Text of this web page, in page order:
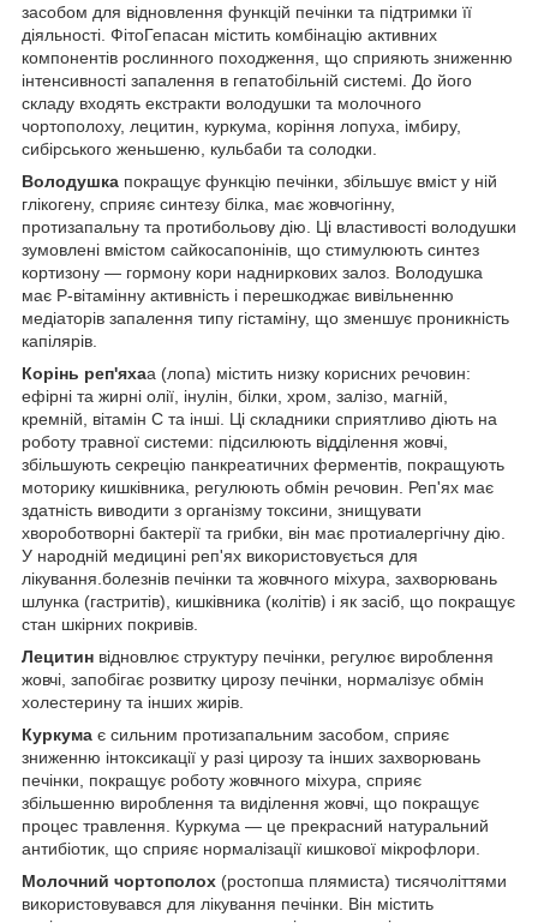
засобом для відновлення функцій печінки та підтримки її
діяльності. ФітоГепасан містить комбінацію активних
компонентів рослинного походження, що сприяють зниженню
інтенсивності запалення в гепатобільній системі. До його
складу входять екстракти володушки та молочного
чортополоху, лецитин, куркума, коріння лопуха, імбиру,
сибірського женьшеню, кульбаби та солодки.
Володушка покращує функцію печінки, збільшує вміст у ній
глікогену, сприяє синтезу білка, має жовчогінну,
протизапальну та протибольову дію. Ці властивості володушки
зумовлені вмістом сайкосапонінів, що стимулюють синтез
кортизону — гормону кори надниркових залоз. Володушка
має Р-вітамінну активність і перешкоджає вивільненню
медіаторів запалення типу гістаміну, що зменшує проникність
капілярів.
Корінь реп'яхаа (лопа) містить низку корисних речовин:
ефірні та жирні олії, інулін, білки, хром, залізо, магній,
кремній, вітамін C та інші. Ці складники сприятливо діють на
роботу травної системи: підсилюють відділення жовчі,
збільшують секрецію панкреатичних ферментів, покращують
моторику кишківника, регулюють обмін речовин. Реп'ях має
здатність виводити з організму токсини, знищувати
хвороботворні бактерії та грибки, він має протиалергічну дію.
У народній медицині реп'ях використовується для
лікування.болезнів печінки та жовчного міхура, захворювань
шлунка (гастритів), кишківника (колітів) і як засіб, що покращує
стан шкірних покривів.
Лецитин відновлює структуру печінки, регулює вироблення
жовчі, запобігає розвитку цирозу печінки, нормалізує обмін
холестерину та інших жирів.
Куркума є сильним протизапальним засобом, сприяє
зниженню інтоксикації у разі цирозу та інших захворювань
печінки, покращує роботу жовчного міхура, сприяє
збільшенню вироблення та виділення жовчі, що покращує
процес травлення. Куркума — це прекрасний натуральний
антибіотик, що сприяє нормалізації кишкової мікрофлори.
Молочний чортополох (ростопша плямиста) тисячоліттями
використовувався для лікування печінки. Він містить